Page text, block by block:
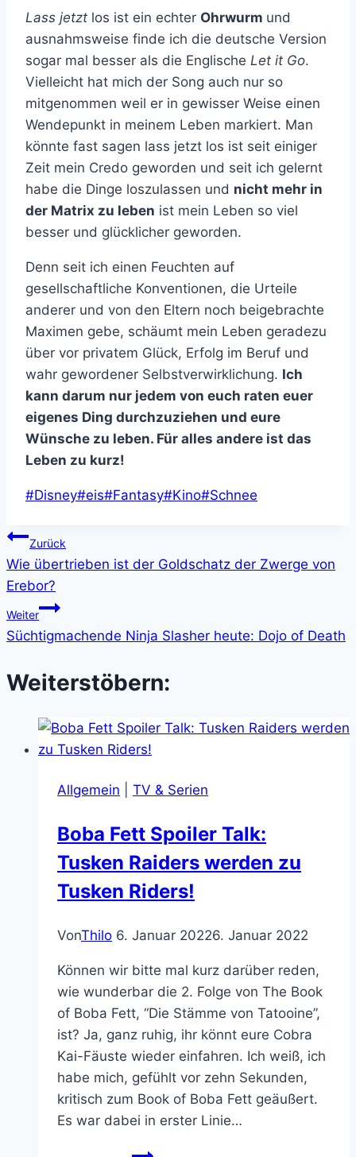
Lass jetzt los ist ein echter Ohrwurm und
ausnahmsweise finde ich die deutsche Version
sogar mal besser als die Englische Let it Go.
Vielleicht hat mich der Song auch nur so
mitgenommen weil er in gewisser Weise einen
Wendepunkt in meinem Leben markiert. Man
könnte fast sagen lass jetzt los ist seit einiger
Zeit mein Credo geworden und seit ich gelernt
habe die Dinge loszulassen und nicht mehr in
der Matrix zu leben ist mein Leben so viel
besser und glücklicher geworden.
Denn seit ich einen Feuchten auf
gesellschaftliche Konventionen, die Urteile
anderer und von den Eltern noch beigebrachte
Maximen gebe, schäumt mein Leben geradezu
über vor privatem Glück, Erfolg im Beruf und
wahr gewordener Selbstverwirklichung. Ich
kann darum nur jedem von euch raten euer
eigenes Ding durchzuziehen und eure
Wünsche zu leben. Für alles andere ist das
Leben zu kurz!
Schlagworte:
#Disney#eis#Fantasy#Kino#Schnee
Beitragsnavigation
Zurück
Wie übertrieben ist der Goldschatz der Zwerge von
Erebor?
Weiter
Süchtigmachende Ninja Slasher heute: Dojo of Death
Weiterstöbern:
Allgemein TV & Serien
Boba Fett Spoiler Talk:
Tusken Raiders werden zu
Tusken Riders!
VonThilo 6. Januar 20226. Januar 2022
Können wir bitte mal kurz darüber reden,
wie wunderbar die 2. Folge von The Book
of Boba Fett, “Die Stämme von Tatooine”,
ist? Ja, ganz ruhig, ihr könnt eure Cobra
Kai-Fäuste wieder einfahren. Ich weiß, ich
habe mich, gefühlt vor zehn Sekunden,
kritisch zum Book of Boba Fett geäußert.
Es war dabei in erster Linie…